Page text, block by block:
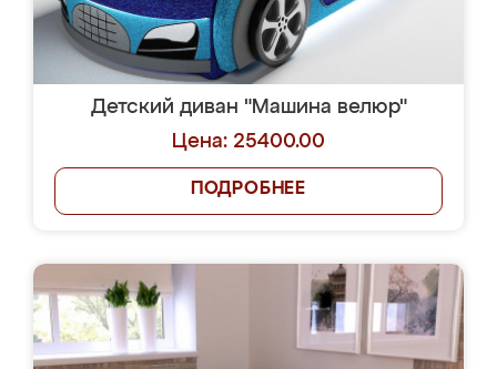
Детский диван "Машина велюр"
Цена: 25400.00
ПОДРОБНЕЕ